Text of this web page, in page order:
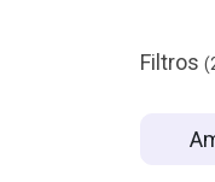
Filtros